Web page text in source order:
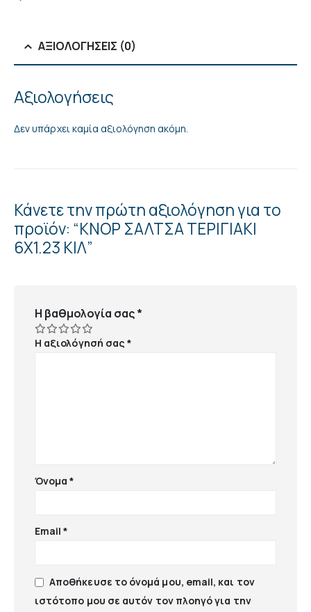
ΑΞΙΟΛΟΓΉΣΕΙΣ (0)
Αξιολογήσεις
Δεν υπάρχει καμία αξιολόγηση ακόμη.
Κάνετε την πρώτη αξιολόγηση για το
προϊόν: “ΚΝΟΡ ΣΑΛΤΣΑ ΤΕΡΙΓΙΑΚΙ
6Χ1.23 ΚΙΛ”
Η βαθμολογία σας*
Η αξιολόγησή σας*
Όνομα*
Email*
Αποθήκευσε το όνομά μου, email, και τον
ιστότοπο μου σε αυτόν τον πλοηγό για την